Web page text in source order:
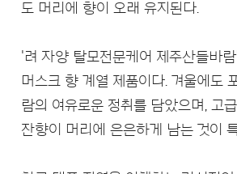
도 머리에 향이 오래 유지된다.
'려 자양 탈모전문케어 제주산들바
머스크 향 계열 제품이다. 겨울에도
람의 여유로운 정취를 담았으며, 고
잔향이 머리에 은은하게 남는 것이